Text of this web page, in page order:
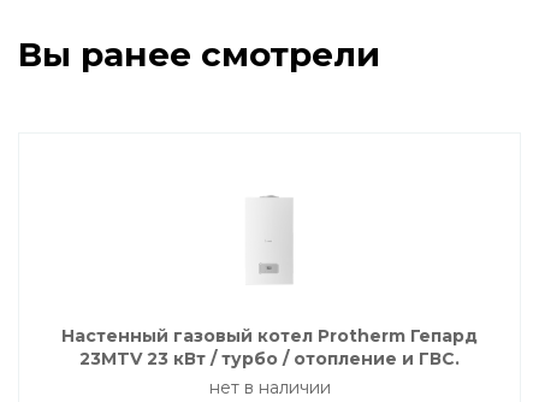
Вентиляционные установки Vaillant
Вы ранее смотрели
Настенный газовый котел Protherm Гепард
23MTV 23 кВт / турбо / отопление и ГВС.
нет в наличии